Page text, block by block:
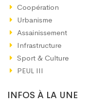
Coopération
Urbanisme
Assainissement
Infrastructure
Sport & Culture
PEUL III
INFOS À LA UNE